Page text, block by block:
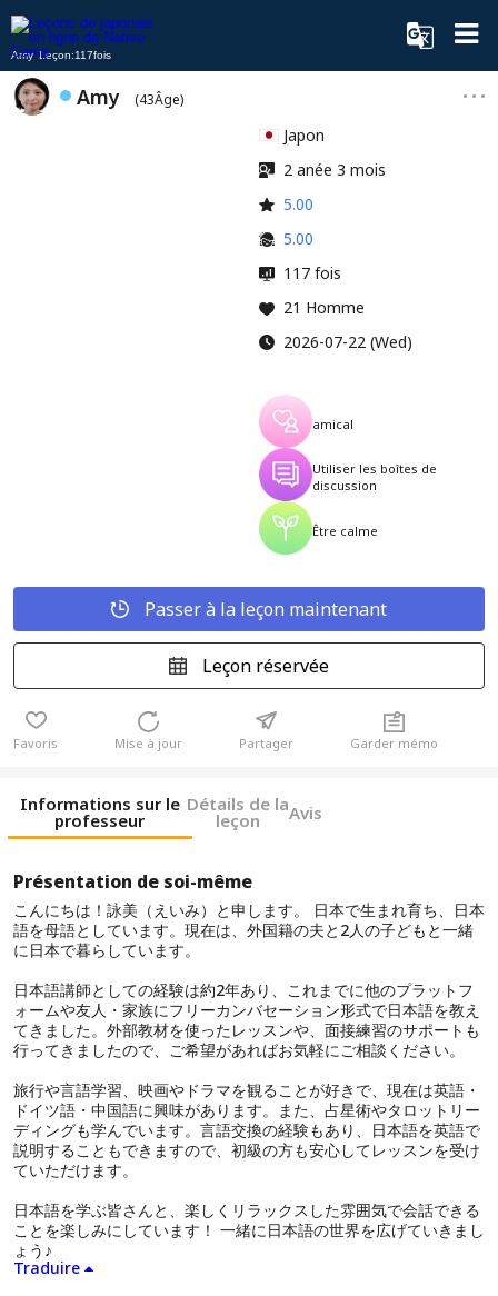
Amy Leçon:117fois
Amy (43Âge)
Japon
2 anée 3 mois
5.00
5.00
117 fois
21 Homme
2026-07-22 (Wed)
amical
Utiliser les boîtes de
discussion
Être calme
Passer à la leçon maintenant
Leçon réservée
Favoris Mise à jour Partager Garder mémo
Informations sur le
professeur
Détails de la
leçon Avis
Présentation de soi-même
こんにちは！詠美（えいみ）と申します。 日本で生まれ育ち、日本
語を母語としています。現在は、外国籍の夫と2人の子どもと一緒
に日本で暮らしています。
日本語講師としての経験は約2年あり、これまでに他のプラットフ
ォームや友人・家族にフリーカンバセーション形式で日本語を教え
てきました。外部教材を使ったレッスンや、面接練習のサポートも
行ってきましたので、ご希望があればお気軽にご相談ください。
旅行や言語学習、映画やドラマを観ることが好きで、現在は英語・
ドイツ語・中国語に興味があります。また、占星術やタロットリー
ディングも学んでいます。言語交換の経験もあり、日本語を英語で
説明することもできますので、初級の方も安心してレッスンを受け
ていただけます。
日本語を学ぶ皆さんと、楽しくリラックスした雰囲気で会話できる
ことを楽しみにしています！ 一緒に日本語の世界を広げていきまし
ょう♪
Traduire